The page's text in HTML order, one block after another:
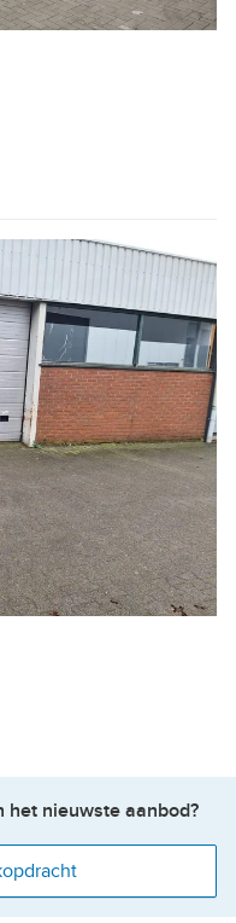
het nieuwste aanbod?